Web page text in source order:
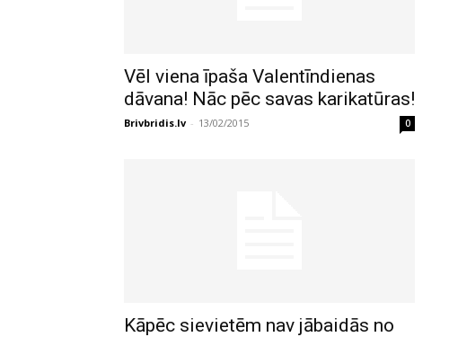
Vēl viena īpaša Valentīndienas
dāvana! Nāc pēc savas karikatūras!
Brivbridis.lv - 13/02/2015 0
Kāpēc sievietēm nav jābaidās no